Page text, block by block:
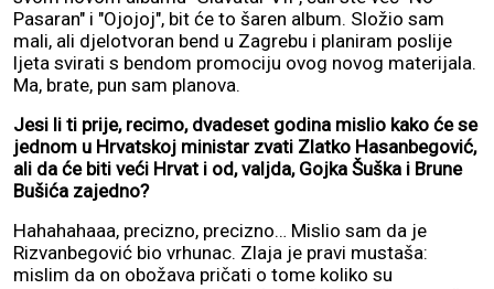
Pasaran" i "Ojojoj", bit će to šaren album. Složio sam
mali, ali djelotvoran bend u Zagrebu i planiram poslije
ljeta svirati s bendom promociju ovog novog materijala.
Ma, brate, pun sam planova.
Jesi li ti prije, recimo, dvadeset godina mislio kako će se
jednom u Hrvatskoj ministar zvati Zlatko Hasanbegović,
ali da će biti veći Hrvat i od, valjda, Gojka Šuška i Brune
Bušića zajedno?
Hahahahaaa, precizno, precizno… Mislio sam da je
Rizvanbegović bio vrhunac. Zlaja je pravi mustaša:
mislim da on obožava pričati o tome koliko su